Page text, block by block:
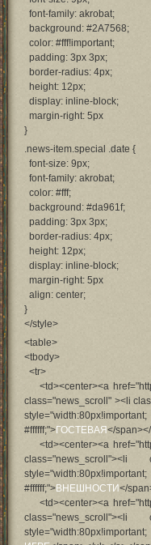
font-family: akrobat;
background: #2A7568;
color: #fff!important;
padding: 3px 3px;
border-radius: 4px;
height: 12px;
display: inline-block;
margin-right: 5px
}
.news-item.special .date {
font-size: 9px;
font-family: akrobat;
color: #fff;
background: #da961f;
padding: 3px 3px;
border-radius: 4px;
height: 12px;
display: inline-block;
margin-right: 5px
align: center;
}
</style>
<table>
<tbody>
<tr>
<td><center><a
class="news_scroll" ><li
#ffffff;">ГОСТЕВАЯ</
<td><center><a
class="news_scroll"><li
#ffffff;">ВНЕШНОСТИ</
<td><center><a
class="news_scroll"><li